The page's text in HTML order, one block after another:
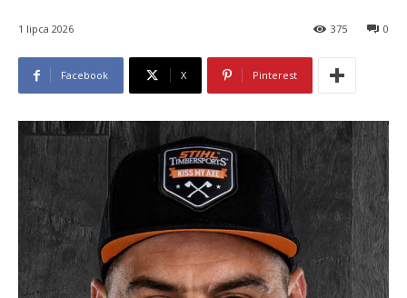
1 lipca 2026 0
375
Facebook X Pinterest